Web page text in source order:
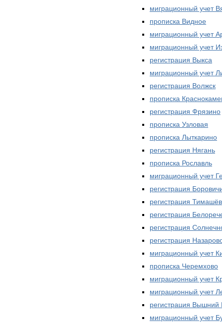
миграционный учет
прописка Видное
миграционный учет
миграционный учет
регистрация Выкса
миграционный учет
регистрация Волжск
прописка
регистрация Фрязино
прописка Узловая
прописка Лыткарино
регистрация Нягань
прописка Рославль
миграционный учет
регистрация
регистрация
регистрация
регистрация
регистрация
миграционный учет
прописка Черемхово
миграционный учет
миграционный учет
регистрация Вышний
миграционный учет